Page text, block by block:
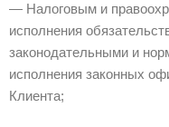
— Налоговым и
исполнения
законодательными и
исполнения законных
Клиента;